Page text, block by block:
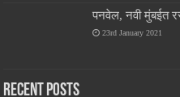
पनवेल, नवी मुंबईत
23rd January 2021
Recent Posts